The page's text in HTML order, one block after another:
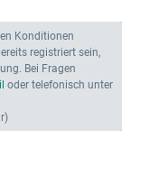
Konditionen
registriert sein,
Bei Fragen
oder telefonisch unter